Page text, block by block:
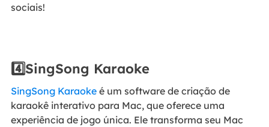
sociais!
4️⃣SingSong Karaoke
SingSong Karaokeé um software de criação de
karaokê interativo para Mac, que oferece uma
experiência de jogo única. Ele transforma seu Mac